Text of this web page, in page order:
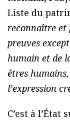
Liste du
reconnaître et
preuves
humain et de
êtres
l’expression
C’est à